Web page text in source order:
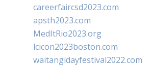
careerfaircsd2023.com
apsth2023.com
MedItRio2023.org
lcicon2023boston.com
waitangidayfestival2022.com